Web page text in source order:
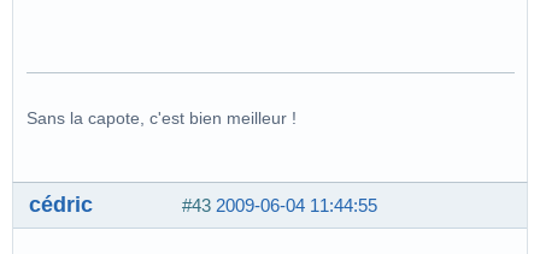
Sans la capote, c'est bien meilleur !
#43 2009-06-04 11:44:55
cédric